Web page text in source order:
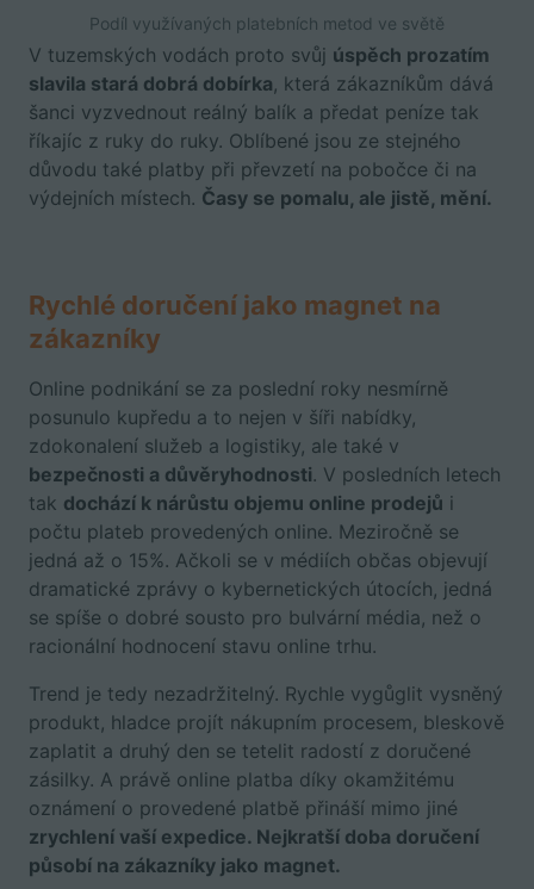
Podíl využívaných platebních metod ve světě
V tuzemských vodách proto svůj úspěch prozatím
slavila stará dobrá dobírka, která zákazníkům dává
šanci vyzvednout reálný balík a předat peníze tak
říkajíc z ruky do ruky. Oblíbené jsou ze stejného
důvodu také platby při převzetí na pobočce či na
výdejních místech. Časy se pomalu, ale jistě, mění.
Rychlé doručení jako magnet na
zákazníky
Online podnikání se za poslední roky nesmírně
posunulo kupředu a to nejen v šíři nabídky,
zdokonalení služeb a logistiky, ale také v
bezpečnosti a důvěryhodnosti. V posledních letech
tak dochází k nárůstu objemu online prodejů i
počtu plateb provedených online. Meziročně se
jedná až o 15%. Ačkoli se v médiích občas objevují
dramatické zprávy o kybernetických útocích, jedná
se spíše o dobré sousto pro bulvární média, než o
racionální hodnocení stavu online trhu.
Trend je tedy nezadržitelný. Rychle vygůglit vysněný
produkt, hladce projít nákupním procesem, bleskově
zaplatit a druhý den se tetelit radostí z doručené
zásilky. A právě online platba díky okamžitému
oznámení o provedené platbě přináší mimo jiné
zrychlení vaší expedice. Nejkratší doba doručení
působí na zákazníky jako magnet.